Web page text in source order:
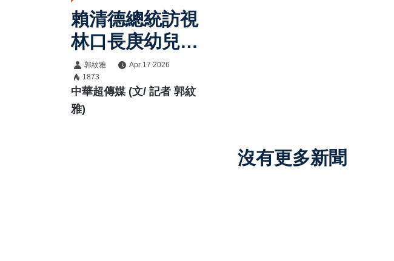
賴清德總統訪視
林口長庚幼兒
園 推動公私協
力打造完善育兒
環境因應少子化
郭紋雅
Apr 17 2026
1873
中華超傳媒 (文/ 記者 郭紋
雅)
沒有更多新聞